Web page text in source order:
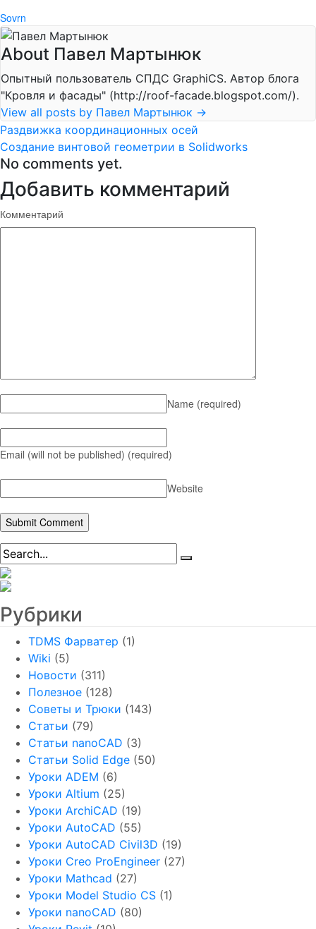
Sovrn
About Павел Мартынюк
Опытный пользователь СПДС GraphiCS. Автор блога
"Кровля и фасады" (http://roof-facade.blogspot.com/).
View all posts by Павел Мартынюк →
Раздвижка координационных осей
Создание винтовой геометрии в Solidworks
No comments yet.
Добавить комментарий
Комментарий
Name (required)
Email (will not be published) (required)
Website
Рубрики
TDMS Фарватер (1)
Wiki (5)
Новости (311)
Полезное (128)
Советы и Трюки (143)
Статьи (79)
Статьи nanoCAD (3)
Статьи Solid Edge (50)
Уроки ADEM (6)
Уроки Altium (25)
Уроки ArchiCAD (19)
Уроки AutoCAD (55)
Уроки AutoCAD Civil3D (19)
Уроки Creo ProEngineer (27)
Уроки Mathcad (27)
Уроки Model Studio CS (1)
Уроки nanoCAD (80)